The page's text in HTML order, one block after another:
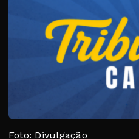
Foto: Divulgação